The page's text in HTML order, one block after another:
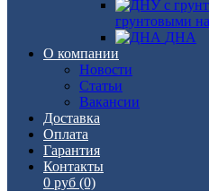
грунтовыми
ДНА
О компании
Новости
Статьи
Вакансии
Доставка
Оплата
Гарантия
Контакты
0 руб (0)